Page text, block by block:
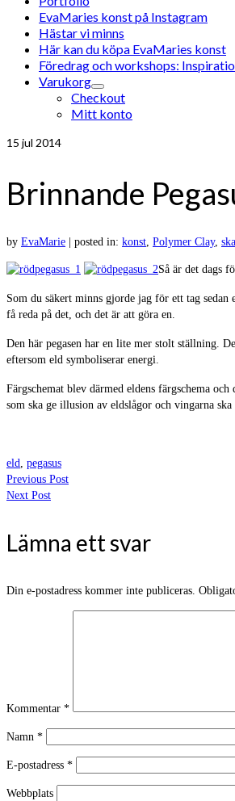
EvaMaries konst på Instagram
Hästar vi minns
Här kan du köpa EvaMaries konst
Föredrag och workshops:
Varukorg
Checkout
Mitt konto
15 jul 2014
Brinnande
by EvaMarie posted in: konst, Polymer Clay,
Så är det dags
Som du säkert minns gjorde jag för ett tag
få reda på det, och det är att göra en.
Den här pegasen har en lite mer stolt ställning.
eftersom eld symboliserar energi.
Färgschemat blev därmed eldens färgschema
som ska ge illusion av eldslågor och vingarna
eld, pegasus
Previous Post
Next Post
Lämna ett svar
Din e-postadress kommer inte publiceras.
Kommentar *
Namn *
E-postadress *
Webbplats